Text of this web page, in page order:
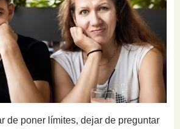
de poner límites, dejar de preguntar